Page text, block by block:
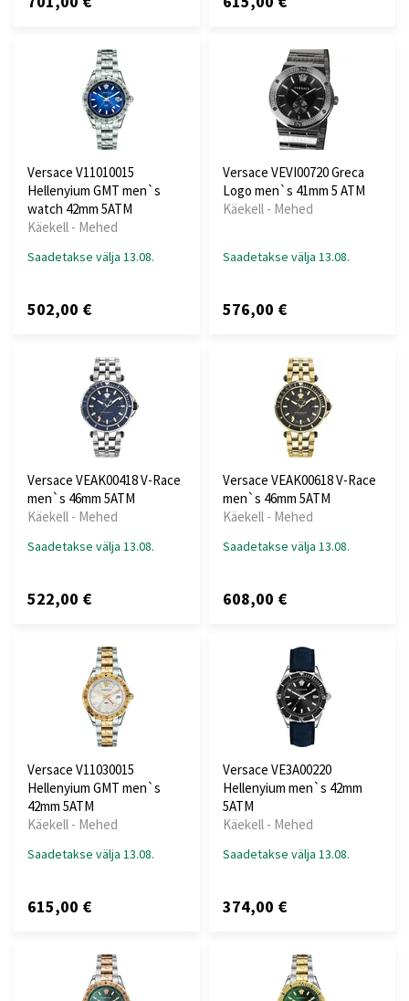
Versace V11010015
Hellenyium GMT men`s
watch 42mm 5ATM
Käekell - Mehed
Saadetakse välja 13.08.
502,00 €
Versace VEVI00720 Greca
Logo men`s 41mm 5 ATM
Käekell - Mehed
Saadetakse välja 13.08.
576,00 €
Versace VEAK00418 V-Race
men`s 46mm 5ATM
Käekell - Mehed
Saadetakse välja 13.08.
522,00 €
Versace VEAK00618 V-Race
men`s 46mm 5ATM
Käekell - Mehed
Saadetakse välja 13.08.
608,00 €
Versace V11030015
Hellenyium GMT men`s
42mm 5ATM
Käekell - Mehed
Saadetakse välja 13.08.
615,00 €
Versace VE3A00220
Hellenyium men`s 42mm
5ATM
Käekell - Mehed
Saadetakse välja 13.08.
374,00 €